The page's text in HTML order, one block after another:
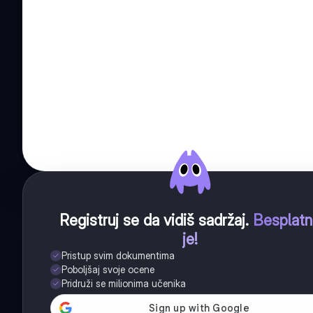
Registruj se da vidiš sadržaj.
je!
Pristup svim dokumentima
Poboljšaj svoje ocene
Pridruži se milionima učenika